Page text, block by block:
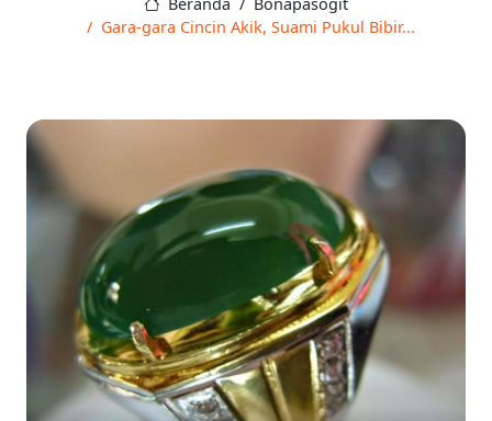
Gara-gara Cincin Akik, Suami Pukul Bibir...